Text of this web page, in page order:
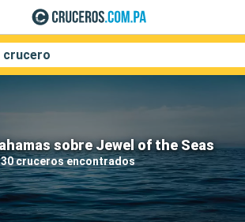
sobre Jewel of the Seas
30 cruceros encontrados
crucero
Compañías